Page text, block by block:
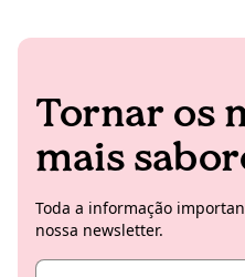
Tornar os
mais
Toda a informação
nossa newsletter.